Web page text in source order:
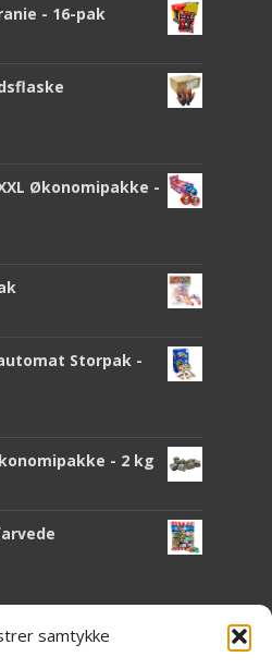
samtykke
- 16-pak
Økonomipakke -
Storpak -
- 2 kg
- 92 gram